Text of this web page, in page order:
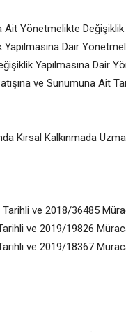
Yönetmelikte Değişiklik
Dair
Yapılmasına Dair
ve Sunumuna Ait
Kırsal Kalkınmada
ve 2018/36485
ve 2019/19826
ve 2019/18367